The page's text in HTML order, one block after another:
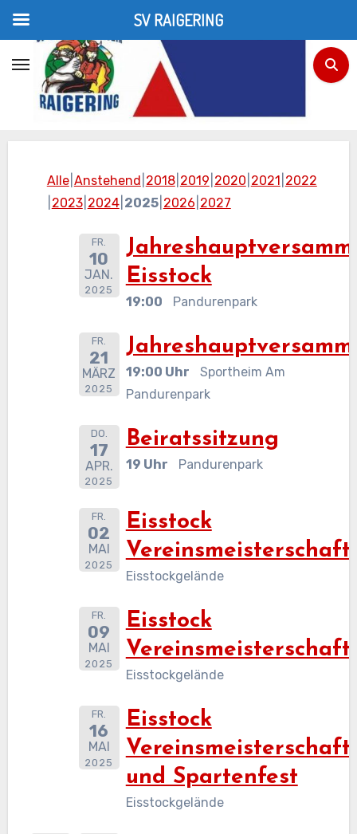
Inhalt
springen
Termine
Home Termine
Alle Anstehend 2018 2019 2020 2021 2022
2023 2024 2025 2026 2027
FR.
10
JAN.
2025
Eisstock
19:00 Pandurenpark
FR.
21
MÄRZ
2025
19:00 Uhr
Sportheim Am
Pandurenpark
DO.
17
APR.
2025
Beiratssitzung
19 Uhr Pandurenpark
FR.
02
MAI
2025
Eisstock
Vereinsmeisterschaft
Eisstockgelände
FR.
09
MAI
2025
Eisstock
Vereinsmeisterschaft
Eisstockgelände
FR.
16
MAI
2025
Eisstock
Vereinsmeisterschaft
und Spartenfest
Eisstockgelände
SV RAIGERING